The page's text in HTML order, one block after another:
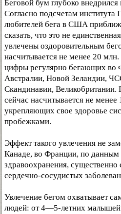
Беговой бум глубоко
Согласно подсчетам института
любителей бега в США
сказать, что это не
увлечены оздоровительным
насчитывается не менее 20
цифры регулярно бегающих во
Австралии, Новой Зеландии,
Скандинавии, Великобритании.
сейчас насчитывается не менее
укрепляющих свое здоровье
пробежками.
Эффект такого увлечения не
Канаде, во Франции, по
здравоохранения, существенно
сердечно-сосудистых
Увлечение бегом охватывает
людей: от 4—5-летних малышей